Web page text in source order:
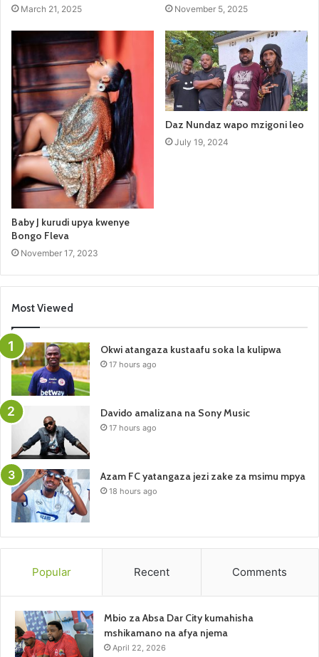
March 21, 2025 November 5, 2025
Baby J kurudi upya kwenye
Bongo Fleva
November 17, 2023
Daz Nundaz wapo mzigoni leo
July 19, 2024
Most Viewed
Okwi atangaza kustaafu soka la kulipwa
17 hours ago
Davido amalizana na Sony Music
17 hours ago
Azam FC yatangaza jezi zake za msimu mpya
18 hours ago
Popular Recent Comments
Mbio za Absa Dar City kumahisha
mshikamano na afya njema
April 22, 2026